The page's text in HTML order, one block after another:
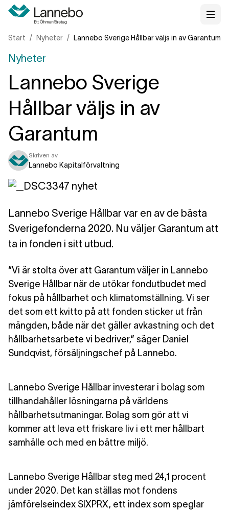
Start Nyheter Lannebo Sverige Hållbar väljs in av Garantum
Nyheter
Lannebo Sverige
Hållbar väljs in av
Garantum
Skriven av
Lannebo Kapitalförvaltning
Lannebo Sverige Hållbar var en av de bästa
Sverigefonderna 2020. Nu väljer Garantum att
ta in fonden i sitt utbud.
“Vi är stolta över att Garantum väljer in Lannebo
Sverige Hållbar när de utökar fondutbudet med
fokus på hållbarhet och klimatomställning. Vi ser
det som ett kvitto på att fonden sticker ut från
mängden, både när det gäller avkastning och det
hållbarhetsarbete vi bedriver,” säger Daniel
Sundqvist, försäljningschef på Lannebo.
Lannebo Sverige Hållbar investerar i bolag som
tillhandahåller lösningarna på världens
hållbarhetsutmaningar. Bolag som gör att vi
kommer att leva ett friskare liv i ett mer hållbart
samhälle och med en bättre miljö.
Lannebo Sverige Hållbar steg med 24,1 procent
under 2020. Det kan ställas mot fondens
jämförelseindex SIXPRX, ett index som speglar